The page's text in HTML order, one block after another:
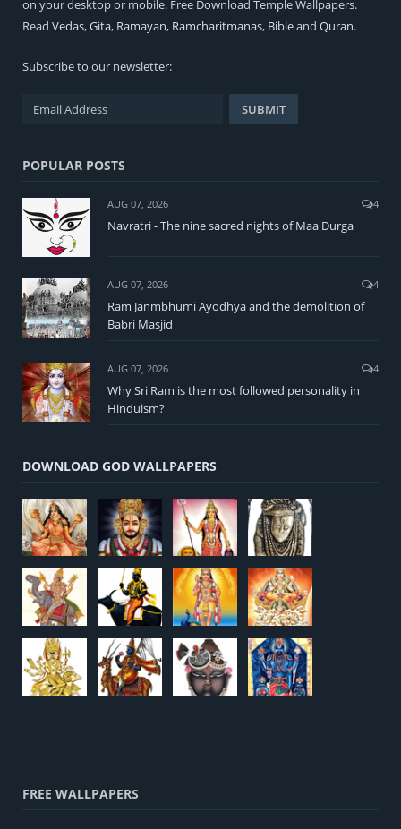
on your desktop or mobile. Free Download Temple Wallpapers.
Read Vedas,Gita, Ramayan, Ramcharitmanas, Bibleand Quran.
Subscribe to our newsletter:
POPULAR POSTS
AUG 07, 2026 4
Navratri - The nine sacred nights of Maa Durga
AUG 07, 2026 4
Ram Janmbhumi Ayodhya and the demolition of
Babri Masjid
AUG 07, 2026 4
Why Sri Ram is the most followed personality in
Hinduism?
DOWNLOAD GOD WALLPAPERS
FREE WALLPAPERS